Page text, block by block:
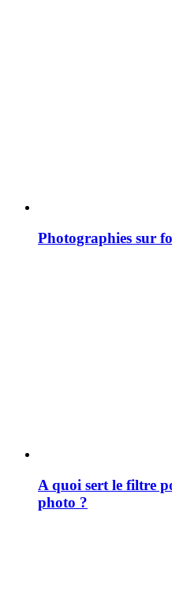
Photographies sur
A quoi sert le filtre
photo ?